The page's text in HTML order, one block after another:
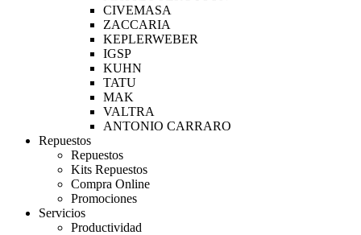
CIVEMASA
ZACCARIA
KEPLERWEBER
IGSP
KUHN
TATU
MAK
VALTRA
ANTONIO CARRARO
Repuestos
Repuestos
Kits Repuestos
Compra Online
Promociones
Servicios
Productividad